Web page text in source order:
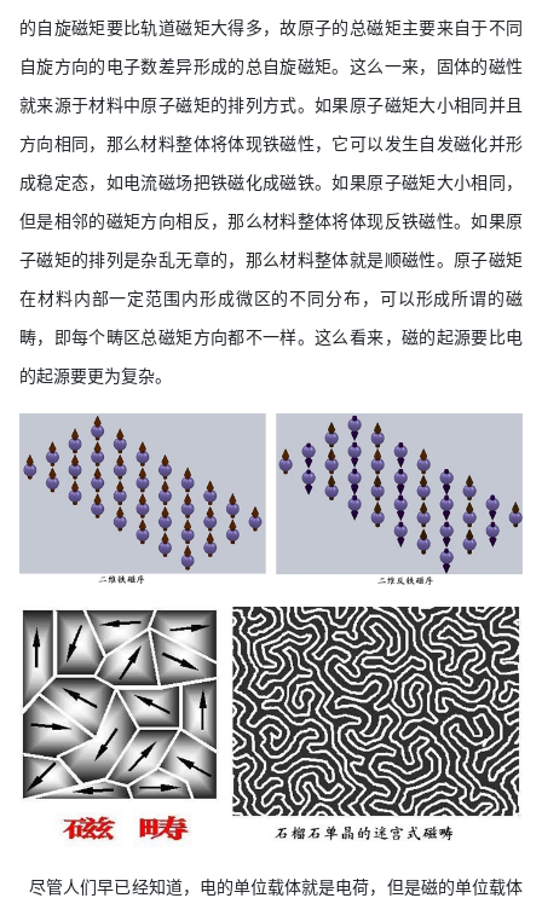
的自旋磁矩要比轨道磁矩大得多，故原子的总磁矩主要来自于不同
自旋方向的电子数差异形成的总自旋磁矩。这么一来，固体的磁性
就来源于材料中原子磁矩的排列方式。如果原子磁矩大小相同并且
方向相同，那么材料整体将体现铁磁性，它可以发生自发磁化并形
成稳定态，如电流磁场把铁磁化成磁铁。如果原子磁矩大小相同，
但是相邻的磁矩方向相反，那么材料整体将体现反铁磁性。如果原
子磁矩的排列是杂乱无章的，那么材料整体就是顺磁性。原子磁矩
在材料内部一定范围内形成微区的不同分布，可以形成所谓的磁
畴，即每个畴区总磁矩方向都不一样。这么看来，磁的起源要比电
的起源要更为复杂。
尽管人们早已经知道，电的单位载体就是电荷，但是磁的单位载体